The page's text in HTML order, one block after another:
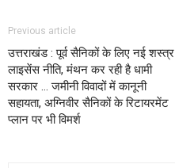
Previous article
उत्तराखंड : पूर्व सैनिकों के लिए नई शस्त्र
लाइसेंस नीति, मंथन कर रही है धामी
सरकार … जमीनी विवादों में कानूनी
सहायता, अग्निवीर सैनिकों के रिटायरमेंट
प्लान पर भी विमर्श